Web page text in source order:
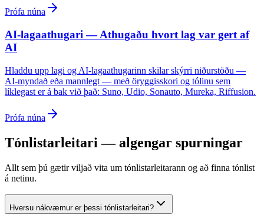
Prófa núna
AI-lagaathugari — Athugaðu hvort lag var gert af
AI
Hladdu upp lagi og AI-lagaathugarinn skilar skýrri niðurstöðu —
AI-myndað eða mannlegt — með öryggisskori og tólinu sem
líklegast er á bak við það: Suno, Udio, Sonauto, Mureka, Riffusion.
Prófa núna
Tónlistarleitari — algengar spurningar
Allt sem þú gætir viljað vita um tónlistarleitarann og að finna tónlist
á netinu.
Hversu nákvæmur er þessi tónlistarleitari?